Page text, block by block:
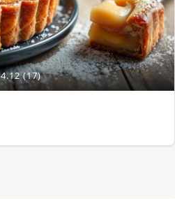
4.12 (17)